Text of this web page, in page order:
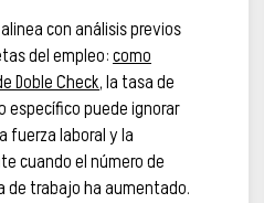
con análisis previos
del empleo:como
Doble Check, la tasa de
específico puede ignorar
fuerza laboral y la
cuando el número de
de trabajo ha aumentado.